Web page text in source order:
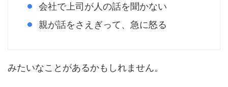
会社で上司が人の話を聞かない
親が話をさえぎって、急に怒る
みたいなことがあるかもしれません。